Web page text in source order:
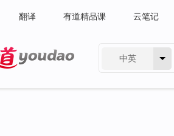
翻译 有道精品课 云笔记
中英